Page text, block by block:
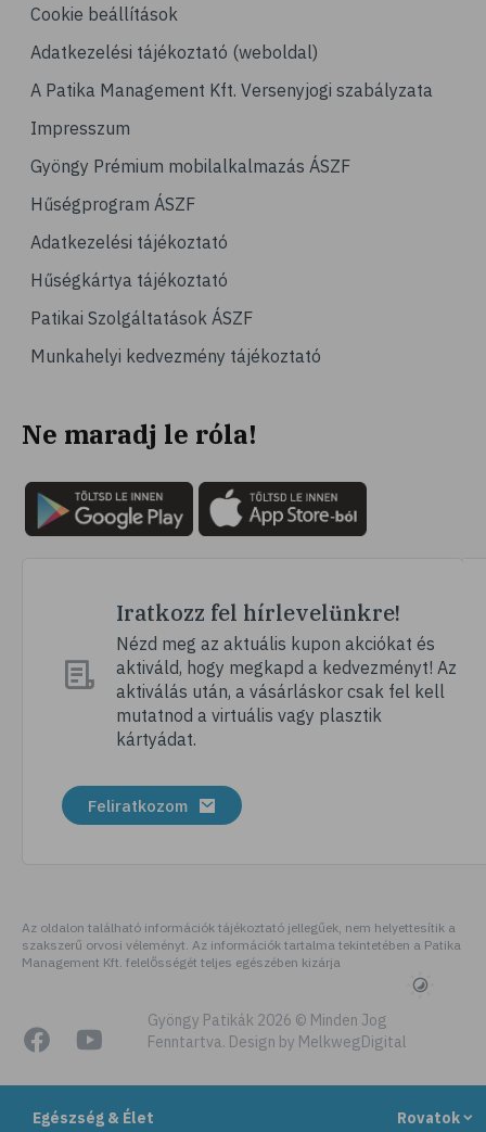
Egészség & Élet Rovatok
# kardiovaszkuláris betegségek
# szív- és érrendszer
# vérnyomás
# hátfájás
# gerinc
# vérnyomáscsökkentés
# nátha
# megfázás
# fertőző betegségek
# köhögés
# orrfolyás
# immunrendszer
# immunerősítés
# szellőztetés
# kézmosás
# szépségápolás
# izlandi zuzmó
# szemirritáció
# emésztőrendszer
# emésztési zavarok
# puffadás
# gyomorégés
Cookie beállítások
Adatkezelési tájékoztató (weboldal)
A Patika Management Kft. Versenyjogi szabályzata
Impresszum
Gyöngy Prémium mobilalkalmazás ÁSZF
Hűségprogram ÁSZF
Adatkezelési tájékoztató
Hűségkártya tájékoztató
Patikai Szolgáltatások ÁSZF
Munkahelyi kedvezmény tájékoztató
Ne maradj le róla!
Iratkozz fel hírlevelünkre!
Nézd meg az aktuális kupon akciókat és
aktiváld, hogy megkapd a kedvezményt! Az
aktiválás után, a vásárláskor csak fel kell
mutatnod a virtuális vagy plasztik
kártyádat.
Feliratkozom
Az oldalon található információk tájékoztató jellegűek, nem helyettesítik a
szakszerű orvosi véleményt. Az információk tartalma tekintetében a Patika
Management Kft. felelősségét teljes egészében kizárja
Gyöngy Patikák 2026 © Minden Jog
Fenntartva. Design by MelkwegDigital